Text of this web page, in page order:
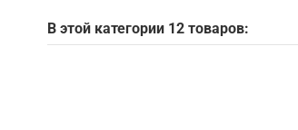
В этой категории 12 товаров: